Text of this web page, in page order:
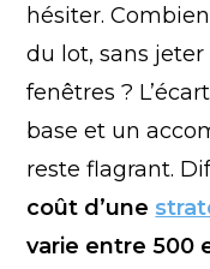
hésiter.
du lot, sans
fenêtres ?
base et un
reste flagrant.
coût d’une
varie entre 500